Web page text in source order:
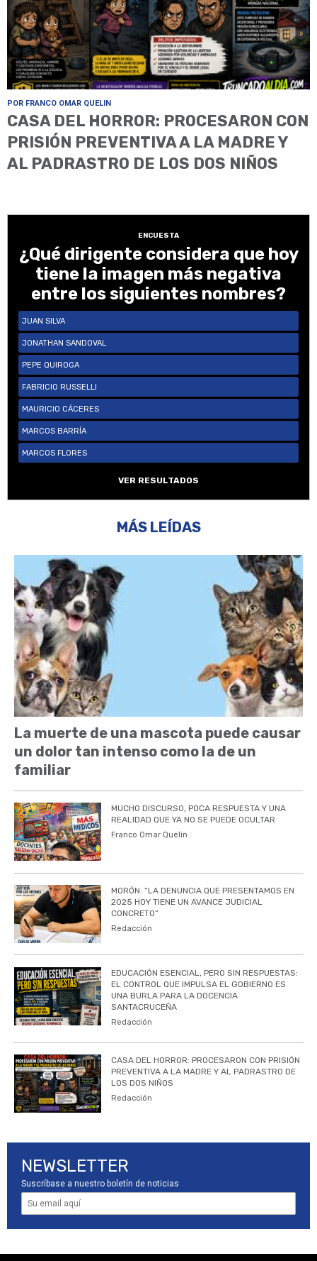
POR FRANCO OMAR QUELIN
CASA DEL HORROR: PROCESARON CON
PRISIÓN PREVENTIVA A LA MADRE Y
AL PADRASTRO DE LOS DOS NIÑOS
ENCUESTA
¿Qué dirigente considera que hoy
tiene la imagen más negativa
entre los siguientes nombres?
JUAN SILVA
JONATHAN SANDOVAL
PEPE QUIROGA
FABRICIO RUSSELLI
MAURICIO CÁCERES
MARCOS BARRÍA
MARCOS FLORES
VER RESULTADOS
MÁS LEÍDAS
La muerte de una mascota puede causar
un dolor tan intenso como la de un
familiar
MUCHO DISCURSO, POCA RESPUESTA Y UNA
REALIDAD QUE YA NO SE PUEDE OCULTAR
Franco Omar Quelin
MORÓN: “LA DENUNCIA QUE PRESENTAMOS EN
2025 HOY TIENE UN AVANCE JUDICIAL
CONCRETO”
Redacción
EDUCACIÓN ESENCIAL, PERO SIN RESPUESTAS:
EL CONTROL QUE IMPULSA EL GOBIERNO ES
UNA BURLA PARA LA DOCENCIA
SANTACRUCEÑA
Redacción
CASA DEL HORROR: PROCESARON CON PRISIÓN
PREVENTIVA A LA MADRE Y AL PADRASTRO DE
LOS DOS NIÑOS
Redacción
NEWSLETTER
Suscríbase a nuestro boletín de noticias